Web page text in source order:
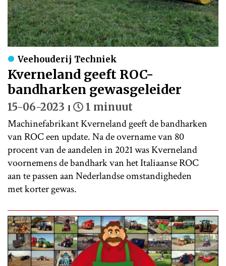
Veehouderij Techniek
Kverneland geeft ROC-
bandharken gewasgeleider
15-06-2023 1 minuut
Machinefabrikant Kverneland geeft de bandharken
van ROC een update. Na de overname van 80
procent van de aandelen in 2021 was Kverneland
voornemens de bandhark van het Italiaanse ROC
aan te passen aan Nederlandse omstandigheden
met korter gewas.